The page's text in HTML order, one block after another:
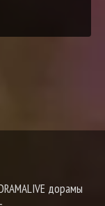
дорамы